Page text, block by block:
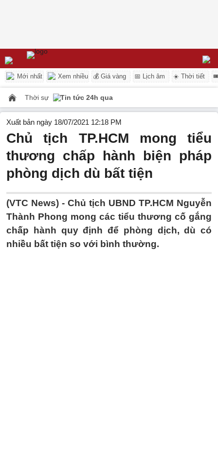
Mới nhất Xem nhiều 💰 Giá vàng 📅 Lịch âm ☀️ Thời tiết
Thời sự Tin tức 24h qua
Xuất bản ngày 18/07/2021 12:18 PM
Chủ tịch TP.HCM mong tiểu
thương chấp hành biện pháp
phòng dịch dù bất tiện
(VTC News) - Chủ tịch UBND TP.HCM Nguyễn
Thành Phong mong các tiểu thương cố gắng
chấp hành quy định để phòng dịch, dù có
nhiều bất tiện so với bình thường.